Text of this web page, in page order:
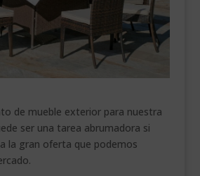
de mueble exterior para nuestra
ser una tarea abrumadora si
la gran oferta que podemos